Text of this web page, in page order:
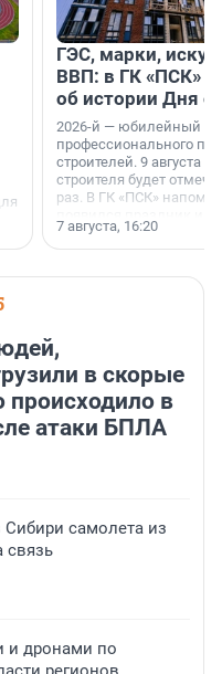
ГЭС, марки,
ВВП: в ГК «ПСК»
об истории Дня
2026-й — юбилейный
профессионального
строителей. 9 августа
строителя будет
раз. В ГК «ПСК»
поменялась роль
7 августа, 16:20
в скорые
происходило в
атаки БПЛА
самолета из
связь
и дронами по